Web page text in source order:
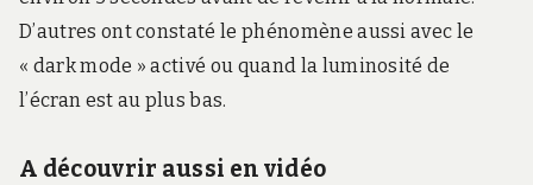
D’autres ont constaté le phénomène aussi avec le
« dark mode » activé ou quand la luminosité de
l’écran est au plus bas.
A découvrir aussi en vidéo